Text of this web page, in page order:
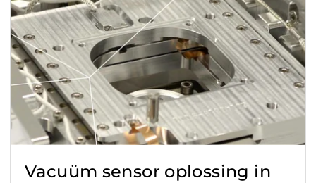
Vacuüm sensor oplossing in